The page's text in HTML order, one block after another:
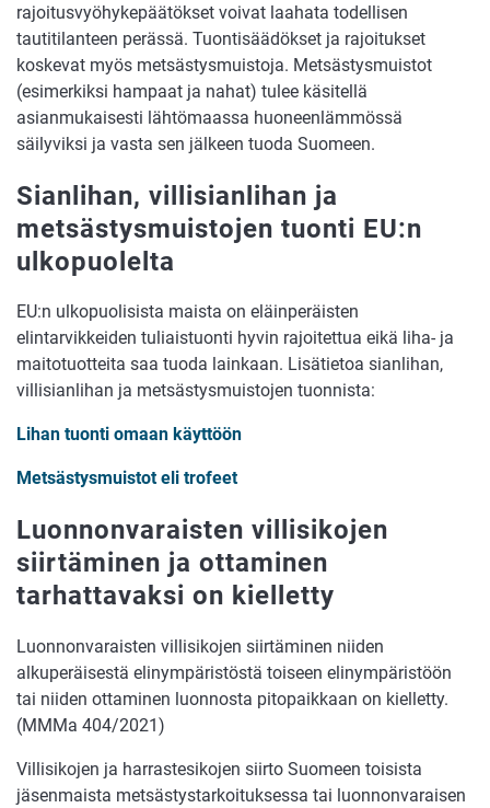
rajoitusvyöhykepäätökset voivat laahata todellisen
tautitilanteen perässä. Tuontisäädökset ja rajoitukset
koskevat myös metsästysmuistoja. Metsästysmuistot
(esimerkiksi hampaat ja nahat) tulee käsitellä
asianmukaisesti lähtömaassa huoneenlämmössä
säilyviksi ja vasta sen jälkeen tuoda Suomeen.
Sianlihan, villisianlihan ja
metsästysmuistojen tuonti EU:n
ulkopuolelta
EU:n ulkopuolisista maista on eläinperäisten
elintarvikkeiden tuliaistuonti hyvin rajoitettua eikä liha- ja
maitotuotteita saa tuoda lainkaan. Lisätietoa sianlihan,
villisianlihan ja metsästysmuistojen tuonnista:
Lihan tuonti omaan käyttöön
Metsästysmuistot eli trofeet
Luonnonvaraisten villisikojen
siirtäminen ja ottaminen
tarhattavaksi on kielletty
Luonnonvaraisten villisikojen siirtäminen niiden
alkuperäisestä elinympäristöstä toiseen elinympäristöön
tai niiden ottaminen luonnosta pitopaikkaan on kielletty.
(MMMa 404/2021)
Villisikojen ja harrastesikojen siirto Suomeen toisista
jäsenmaista metsästystarkoituksessa tai luonnonvaraisen